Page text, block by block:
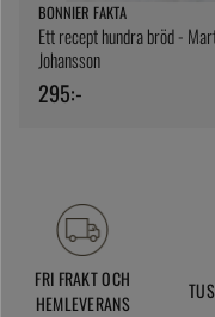
BONNIER FAKTA
Ett recept hundra bröd -
Johansson
295:-
FRI FRAKT OCH
HEMLEVERANS